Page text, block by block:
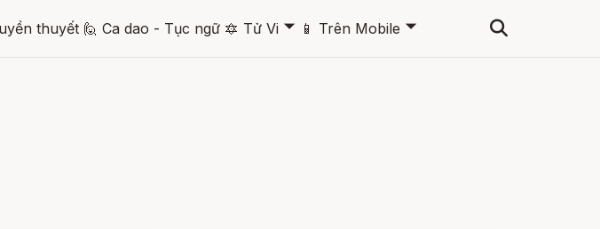
thuyết 🙋 Ca dao - Tục ngữ 🔯 Tử Vi 🞃 📱 Trên Mobile 🞃